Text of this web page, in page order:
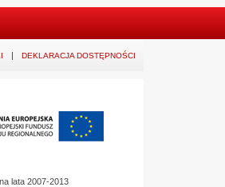
DEKLARACJA DOSTĘPNOŚCI
lata 2007-2013